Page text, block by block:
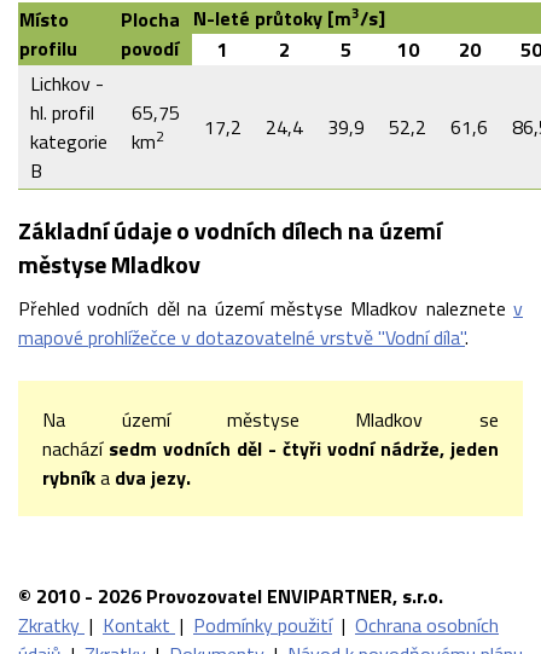
Místo
profilu
Plocha
povodí
N-leté průtoky [m3/s]
1
2 5 10 20
50
Lichkov -
hl. profil
kategorie
B
65,75
km2 17,2 24,4 39,9 52,2 61,6
Základní údaje o vodních dílech na území
městyse Mladkov
Přehled vodních děl na území městyse Mladkov naleznete v
mapové prohlížečce v dotazovatelné vrstvě "Vodní díla".
Na území městyse Mladkov se
nachází sedm vodních děl - čtyři vodní nádrže, jeden
rybníka dva jezy.
© 2010 - 2026 Provozovatel ENVIPARTNER, s.r.o.
Zkratky | Kontakt | Podmínky použití | Ochrana osobních